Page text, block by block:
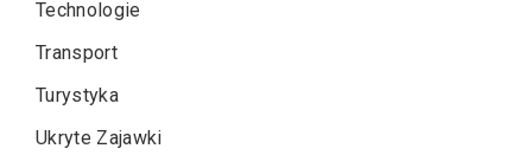
Technologie
Transport
Turystyka
Ukryte Zajawki